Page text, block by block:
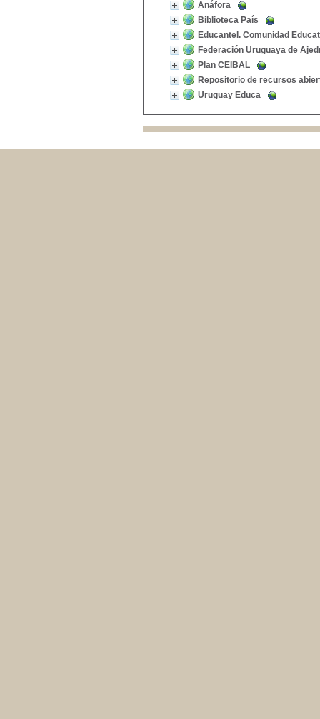
Anáfora
Biblioteca País
Educantel. Comunidad
Federación Uruguaya de
Plan CEIBAL
Repositorio de recursos
Uruguay Educa